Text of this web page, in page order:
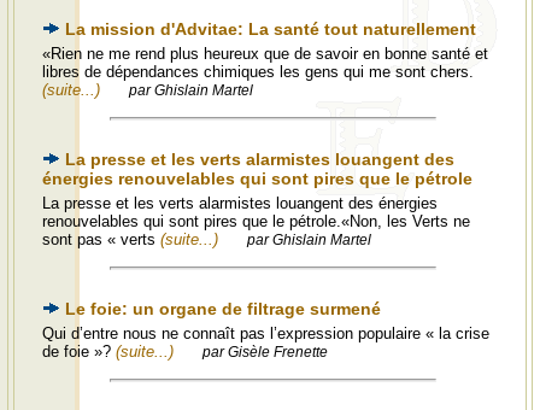
La mission d'Advitae: La santé tout naturellement
«Rien ne me rend plus heureux que de savoir en bonne santé et
libres de dépendances chimiques les gens qui me sont chers.
(suite...)
par Ghislain Martel
La presse et les verts alarmistes louangent des
énergies renouvelables qui sont pires que le pétrole
La presse et les verts alarmistes louangent des énergies
renouvelables qui sont pires que le pétrole.«Non, les Verts ne
sont pas « verts (suite...) par Ghislain Martel
Le foie: un organe de filtrage surmené
Qui d’entre nous ne connaît pas l’expression populaire « la crise
de foie »? (suite...) par Gisèle Frenette